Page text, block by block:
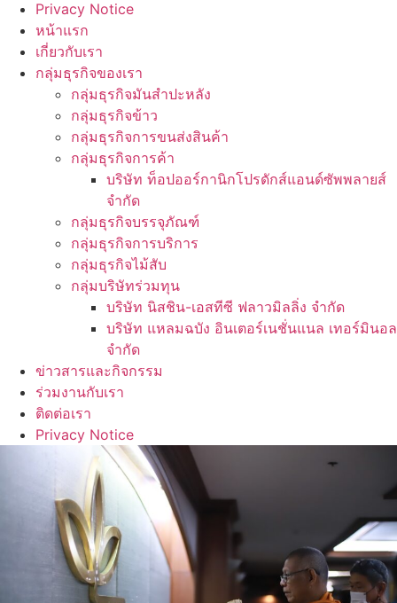
Privacy Notice
หน้าแรก
เกี่ยวกับเรา
กลุ่มธุรกิจของเรา
กลุ่มธุรกิจมันสำปะหลัง
กลุ่มธุรกิจข้าว
กลุ่มธุรกิจการขนส่งสินค้า
กลุ่มธุรกิจการค้า
บริษัท ท็อปออร์กานิกโปรดักส์แอนด์ซัพพลายส์
จำกัด
กลุ่มธุรกิจบรรจุภัณฑ์
กลุ่มธุรกิจการบริการ
กลุ่มธุรกิจไม้สับ
กลุ่มบริษัทร่วมทุน
บริษัท นิสชิน-เอสทีซี ฟลาวมิลลิ่ง จำกัด
บริษัท แหลมฉบัง อินเตอร์เนชั่นแนล เทอร์มินอล
จำกัด
ข่าวสารและกิจกรรม
ร่วมงานกับเรา
ติดต่อเรา
Privacy Notice